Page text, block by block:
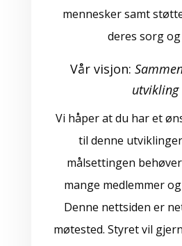
mennesker samt
deres sorg
Vår visjon:
utvikling
Vi håper at du har et
til denne
målsettingen
mange medlemmer
Denne nettsiden er
møtested. Styret vil